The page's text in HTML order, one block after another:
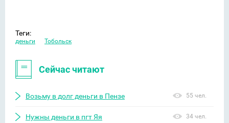
Теги:
деньги Тобольск
Сейчас читают
Возьму в долг деньги в Пензе 55 чел.
Нужны деньги в пгт Яя 34 чел.